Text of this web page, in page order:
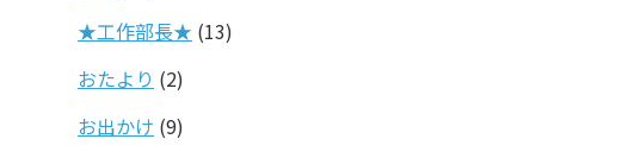
★工作部長★ (13)
おたより (2)
お出かけ (9)